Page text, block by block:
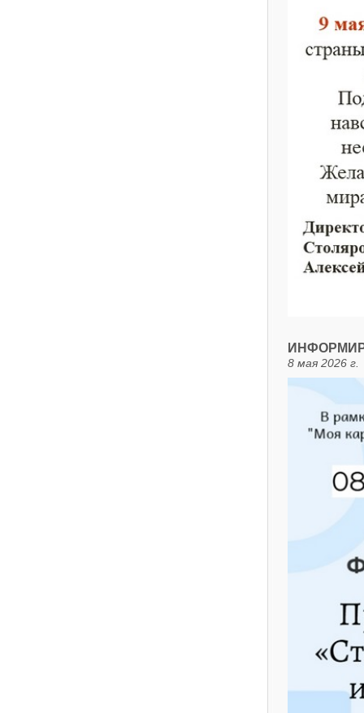
8 мая 2026 г.